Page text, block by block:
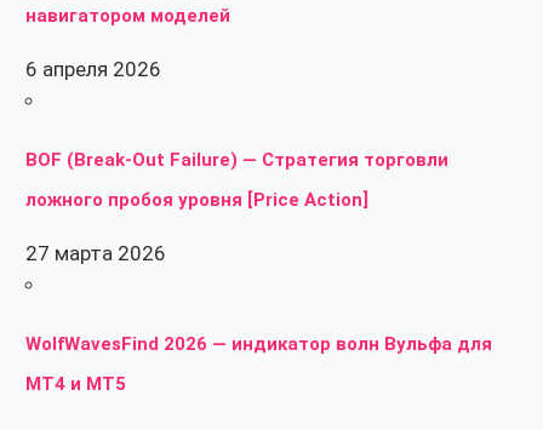
навигатором моделей
6 апреля 2026
BOF (Break-Out Failure) — Стратегия торговли
ложного пробоя уровня [Price Action]
27 марта 2026
WolfWavesFind 2026 — индикатор волн Вульфа для
MT4 и MT5